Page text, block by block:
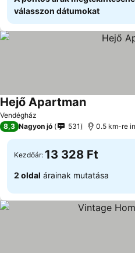
válasszon dátumokat
Vendégház
Hejő ApartmanÁrak
8,3 Nagyon jó 531 0.5 km-re
Kezdőár: 13 328 Ft
2 oldal árainak mutatása